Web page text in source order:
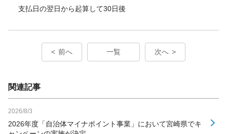
支払日の翌日から起算して30日後
前へ 一覧 次へ
関連記事
2026/8/3
2026年度「自治体マイナポイント事業」において宮崎県でキ